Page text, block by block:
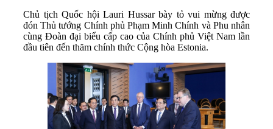
Chủ tịch Quốc hội Lauri Hussar bày tỏ vui mừng được
đón Thủ tướng Chính phủ Phạm Minh Chính và Phu nhân
cùng Đoàn đại biểu cấp cao của Chính phủ Việt Nam lần
đầu tiên đến thăm chính thức Cộng hòa Estonia.